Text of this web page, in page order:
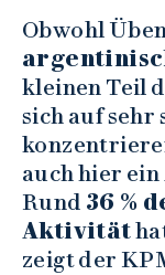
Obwohl
kleinen Teil
sich auf sehr
auch hier ein
Rund 36 %
Aktivität
zeigt der